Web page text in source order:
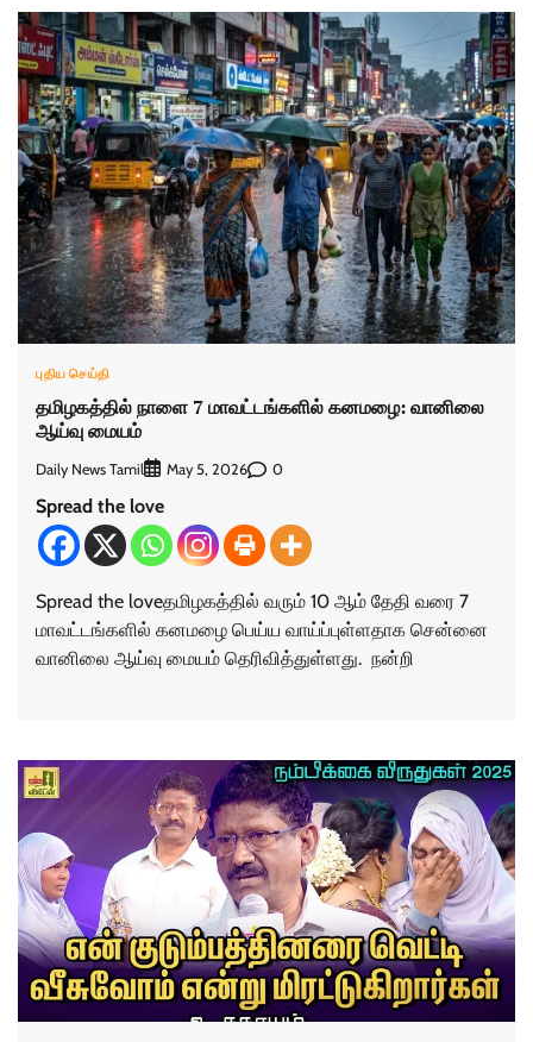
புதிய செய்தி
தமிழகத்தில் நாளை 7 மாவட்டங்களில் கனமழை: வானிலை
ஆய்வு மையம்
Daily News Tamil May 5, 2026 0
Spread the love
Spread the loveதமிழகத்தில் வரும் 10 ஆம் தேதி வரை 7
மாவட்டங்களில் கனமழை பெய்ய வாய்ப்புள்ளதாக சென்னை
வானிலை ஆய்வு மையம் தெரிவித்துள்ளது. நன்றி